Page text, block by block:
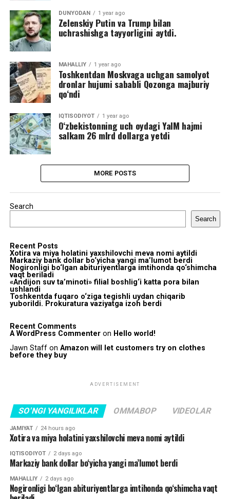
DUNYODAN 1 year ago
Zelenskiy Putin va Trump bilan
uchrashishga tayyorligini aytdi.
MAHALLIY 1 year ago
Toshkentdan Moskvaga uchgan samolyot
dronlar hujumi sababli Qozonga majburiy
qo‘ndi
IQTISODIYOT 1 year ago
O‘zbekistonning uch oydagi YaIM hajmi
salkam 26 mlrd dollarga yetdi
MORE POSTS
Search
Search
Recent Posts
Xotira va miya holatini yaxshilovchi meva nomi aytildi
Markaziy bank dollar bo‘yicha yangi ma’lumot berdi
Nogironligi bo‘lgan abituriyentlarga imtihonda qo‘shimcha
vaqt beriladi
«Andijon suv ta’minoti» filial boshlig‘i katta pora bilan
ushlandi
Toshkentda fuqaro o‘ziga tegishli uydan chiqarib
yuborildi. Prokuratura vaziyatga izoh berdi
Recent Comments
A WordPress Commenteron Hello world!
Jawn Staffon Amazon will let customers try on clothes
before they buy
ADVERTISEMENT
SO'NGI YANGILIKLAR OMMABOP VIDEOLAR
JAMIYAT 24 hours ago
Xotira va miya holatini yaxshilovchi meva nomi aytildi
IQTISODIYOT 2 days ago
Markaziy bank dollar bo‘yicha yangi ma’lumot berdi
MAHALLIY 2 days ago
Nogironligi bo‘lgan abituriyentlarga imtihonda qo‘shimcha vaqt